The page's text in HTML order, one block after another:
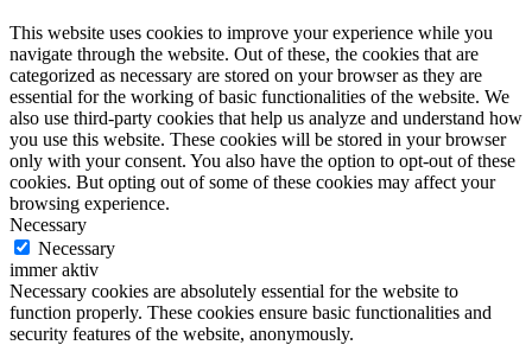
This website uses cookies to improve your experience while you
navigate through the website. Out of these, the cookies that are
categorized as necessary are stored on your browser as they are
essential for the working of basic functionalities of the website. We
also use third-party cookies that help us analyze and understand how
you use this website. These cookies will be stored in your browser
only with your consent. You also have the option to opt-out of these
cookies. But opting out of some of these cookies may affect your
browsing experience.
Necessary
Necessary
immer aktiv
Necessary cookies are absolutely essential for the website to
function properly. These cookies ensure basic functionalities and
security features of the website, anonymously.